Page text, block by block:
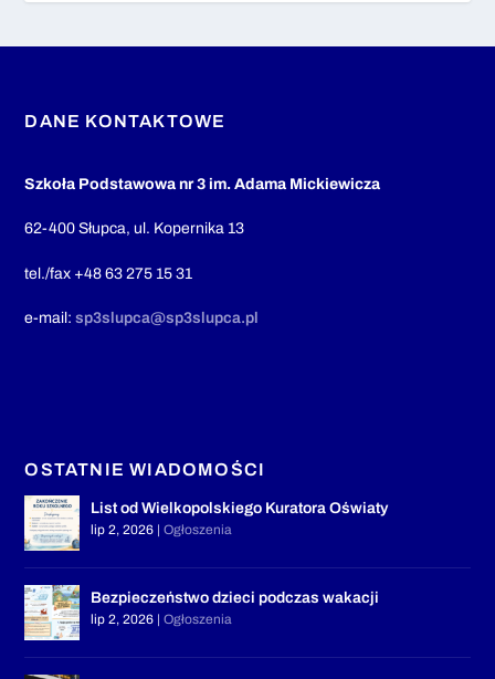
DANE KONTAKTOWE
Szkoła Podstawowa nr 3 im. Adama Mickiewicza
62-400 Słupca, ul. Kopernika 13
tel./fax +48 63 275 15 31
e-mail:sp3slupca@sp3slupca.pl
OSTATNIE WIADOMOŚCI
List od Wielkopolskiego Kuratora Oświaty
lip 2, 2026 |Ogłoszenia
Bezpieczeństwo dzieci podczas wakacji
lip 2, 2026 |Ogłoszenia